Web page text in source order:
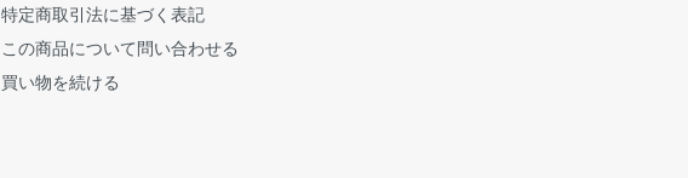
特定商取引法に基づく表記
この商品について問い合わせる
買い物を続ける